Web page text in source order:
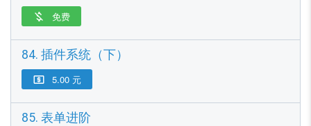
 免费
84. 插件系统（下）
 5.00 元
85. 表单进阶